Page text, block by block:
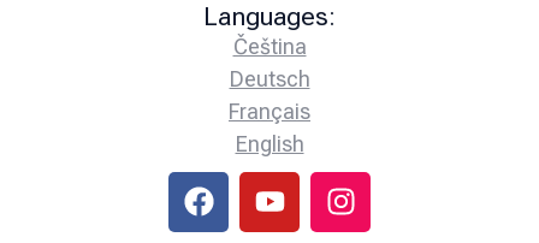
Languages:
Čeština
Deutsch
Français
English